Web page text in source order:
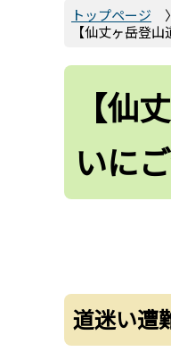
トップページ
【仙丈ヶ岳登
【仙
いに
道迷い遭